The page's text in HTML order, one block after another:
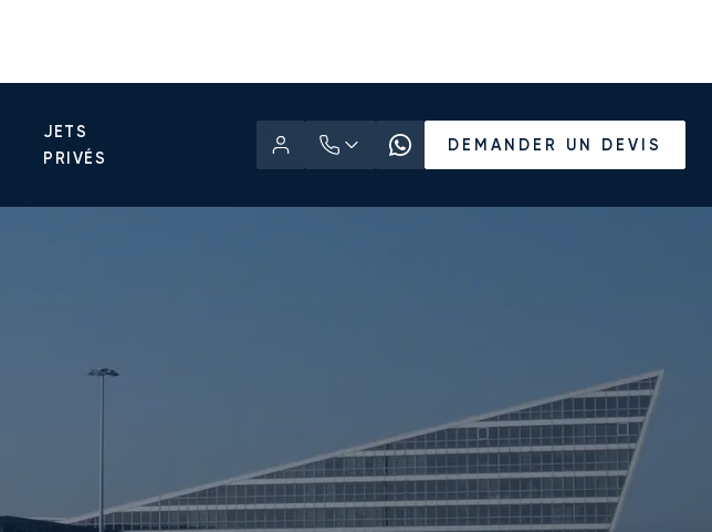
JETS
PRIVÉS
DEMANDER UN DEVIS